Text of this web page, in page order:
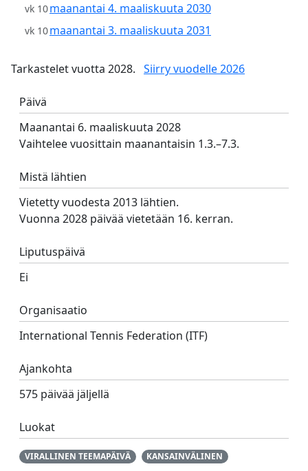
vk 10maanantai 4. maaliskuuta 2030
vk 10maanantai 3. maaliskuuta 2031
Tarkastelet vuotta 2028. Siirry vuodelle 2026
Päivä
Maanantai 6. maaliskuuta 2028
Vaihtelee vuosittain maanantaisin 1.3.–7.3.
Mistä lähtien
Vietetty vuodesta 2013 lähtien.
Vuonna 2028 päivää vietetään 16. kerran.
Liputuspäivä
Ei
Organisaatio
International Tennis Federation (ITF)
Ajankohta
575 päivää jäljellä
Luokat
VIRALLINEN TEEMAPÄIVÄ KANSAINVÄLINEN